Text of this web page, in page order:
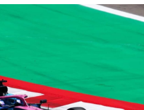
DE
BARCELONE